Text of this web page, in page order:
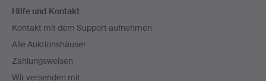
Navigation
Hilfe und Kontakt
Kontakt mit dem Support aufnehmen
Alle Auktionshäuser
Zahlungsweisen
Wir versenden mit